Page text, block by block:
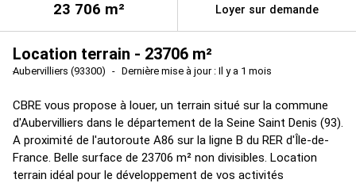
23 706 m² Loyer sur demande
Location terrain - 23706 m²
Aubervilliers (93300) Dernière mise à jour : Il y a 1 mois
CBRE vous propose à louer, un terrain situé sur la commune
d'Aubervilliers dans le département de la Seine Saint Denis (93).
A proximité de l'autoroute A86 sur la ligne B du RER d'Île-de-
France. Belle surface de 23706 m² non divisibles. Location
terrain idéal pour le développement de vos activités